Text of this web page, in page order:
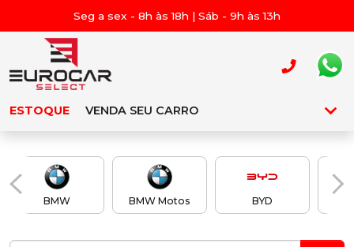
Seg a sex - 8h às 18h | Sáb - 9h às 13h
ESTOQUE VENDA SEU CARRO
BMW BMW Motos BYD